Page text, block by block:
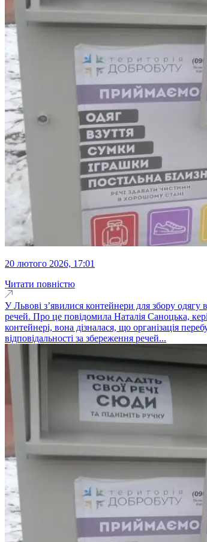
20 лютого 2026, 17:01
Читати повністю
У Львові з’явилися контейнери для збору одягу
речей. Про це повідомила Наталія Саноцька,
контейнері, вона дізналася, що організація
відповідальності за збереження речей...